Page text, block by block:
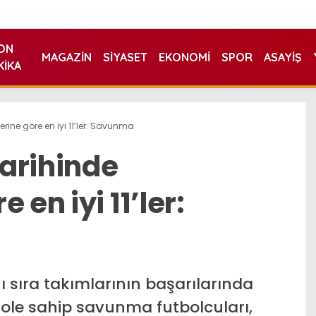
MAGAZIN SIYASET EKONOMI SPOR ASAYIŞ
göre en iyi 11’ler: Savunma
en iyi 11’ler:
takımlarının başarılarında
sahip savunma futbolcuları,